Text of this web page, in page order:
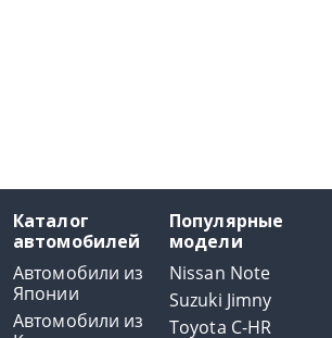
Каталог
автомобилей
Автомобили из
Японии
Автомобили из
Популярные
модели
Nissan Note
Suzuki Jimny
Toyota C-HR